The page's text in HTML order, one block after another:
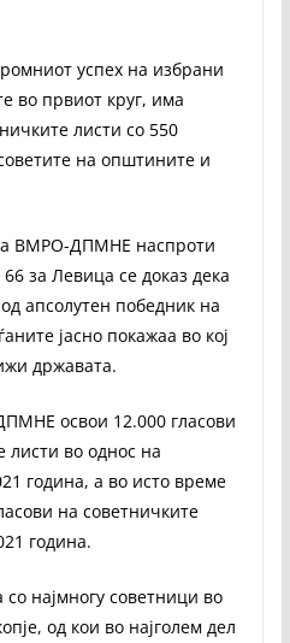
успех на избрани
во првиот круг, има
листи со 550
на општините и
ВМРО-ДПМНЕ наспроти
за Левица се доказ дека
апсолутен победник на
јасно покажаа во кој
државата.
освои 12.000 гласови
листи во однос на
година, а во исто време
на советничките
година.
најмногу советници во
од кои во најголем дел